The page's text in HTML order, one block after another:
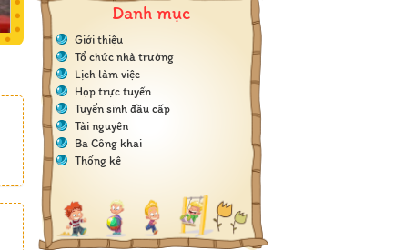
Danh mục
Giới thiệu
Tổ chức nhà trường
Lịch làm việc
Họp trực tuyến
Tuyển sinh đầu cấp
Tài nguyên
Ba Công khai
Thống kê